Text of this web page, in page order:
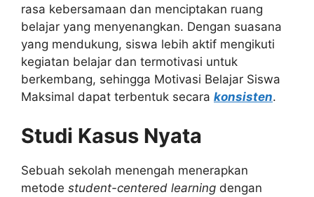
rasa kebersamaan dan menciptakan ruang
belajar yang menyenangkan. Dengan suasana
yang mendukung, siswa lebih aktif mengikuti
kegiatan belajar dan termotivasi untuk
berkembang, sehingga Motivasi Belajar Siswa
Maksimal dapat terbentuk secara konsisten.
Studi Kasus Nyata
Sebuah sekolah menengah menerapkan
metode student-centered learning dengan